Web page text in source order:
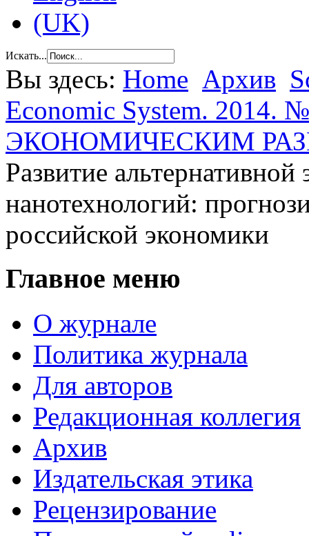
Искать...
Вы здесь: Home Архив
Economic System. 2014.
ЭКОНОМИЧЕСКИМ
Развитие альтернативной
нанотехнологий:
российской экономики
Главное меню
О журнале
Политика журнала
Для авторов
Редакционная коллегия
Архив
Издательская этика
Рецензирование